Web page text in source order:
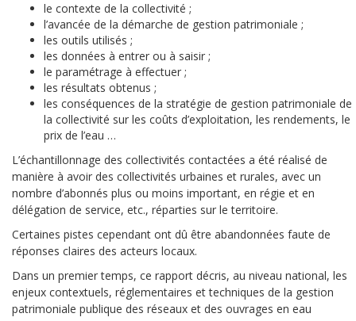
le contexte de la collectivité ;
l’avancée de la démarche de gestion patrimoniale ;
les outils utilisés ;
les données à entrer ou à saisir ;
le paramétrage à effectuer ;
les résultats obtenus ;
les conséquences de la stratégie de gestion patrimoniale de
la collectivité sur les coûts d’exploitation, les rendements, le
prix de l’eau …
L’échantillonnage des collectivités contactées a été réalisé de
manière à avoir des collectivités urbaines et rurales, avec un
nombre d’abonnés plus ou moins important, en régie et en
délégation de service, etc., réparties sur le territoire.
Certaines pistes cependant ont dû être abandonnées faute de
réponses claires des acteurs locaux.
Dans un premier temps, ce rapport décris, au niveau national, les
enjeux contextuels, réglementaires et techniques de la gestion
patrimoniale publique des réseaux et des ouvrages en eau